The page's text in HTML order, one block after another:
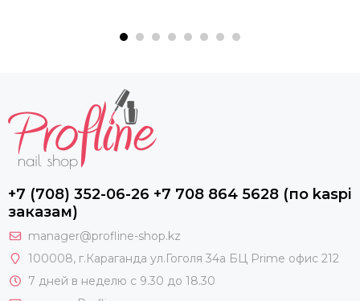
+7 (708) 352-06-26 +7 708 864 5628 (по kaspi
заказам)
manager@profline-shop.kz
100008, г.Караганда ул.Гоголя 34а БЦ Prime офис 212
7 дней в неделю с 9.30 до 18.30